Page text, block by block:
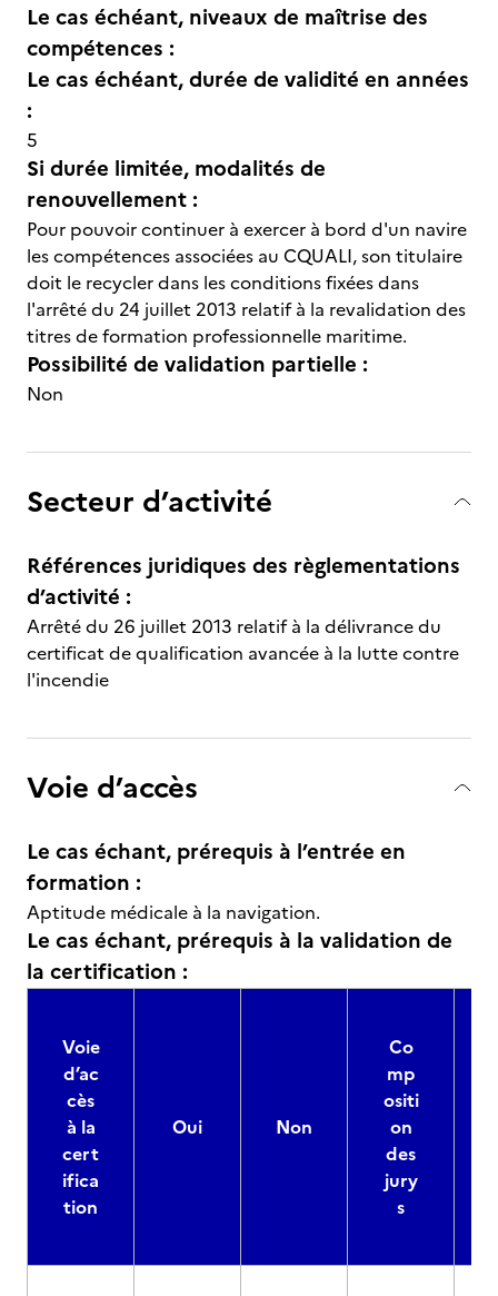
Le cas échéant, niveaux de maîtrise des
compétences :
Le cas échéant, durée de validité en années
:
5
Si durée limitée, modalités de
renouvellement :
Pour pouvoir continuer à exercer à bord d'un navire
les compétences associées au CQUALI, son titulaire
doit le recycler dans les conditions fixées dans
l'arrêté du 24 juillet 2013 relatif à la revalidation des
titres de formation professionnelle maritime.
Possibilité de validation partielle :
Non
Secteur d’activité
Références juridiques des règlementations
d’activité :
Arrêté du 26 juillet 2013 relatif à la délivrance du
certificat de qualification avancée à la lutte contre
l'incendie
Voie d’accès
Le cas échant, prérequis à l’entrée en
formation :
Aptitude médicale à la navigation.
Le cas échant, prérequis à la validation de
la certification :
Voie
d’ac
cès
à la
cert
ifica
tion
Oui Non
Co
mp
ositi
on
des
jury
s